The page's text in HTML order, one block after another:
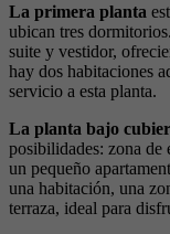
La primera planta
ubican tres
suite y vestidor,
hay dos habitaciones
servicio a esta planta.
La planta bajo
posibilidades: zona de
un pequeño
una habitación, una
terraza, ideal para